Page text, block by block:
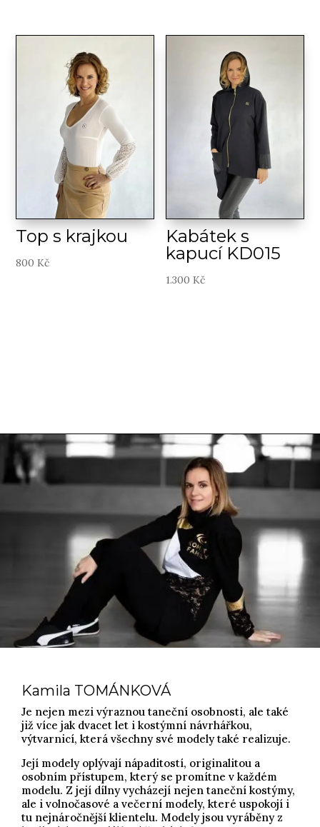
Top s krajkou
800 Kč
Kabátek s
kapucí KD015
1.300 Kč
Kamila TOMÁNKOVÁ
Je nejen mezi výraznou taneční osobnosti, ale také
již více jak dvacet let i kostýmní návrhářkou,
výtvarnicí, která všechny své modely také realizuje.
Její modely oplývají nápaditostí, originalitou a
osobním přístupem, který se promítne v každém
modelu. Z její dílny vycházejí nejen taneční kostýmy,
ale i volnočasové a večerní modely, které uspokojí i
tu nejnáročnější klientelu. Modely jsou vyráběny z